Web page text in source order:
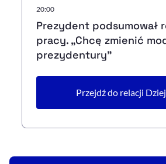
20:00
Prezydent podsumował
pracy. „Chcę zmienić
prezydentury"
Przejdź do relacji